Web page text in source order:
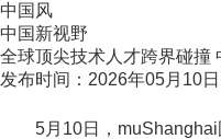
中国风
中国新视野
全球顶尖技术人才跨界碰撞
发布时间：2026年05月10
5月10日，muShanghai国